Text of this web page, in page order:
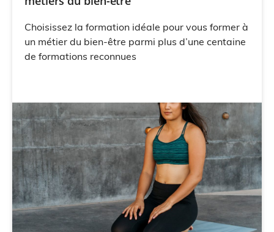
Choisissez la formation idéale pour vous former à
un métier du bien-être parmi plus d’une centaine
de formations reconnues